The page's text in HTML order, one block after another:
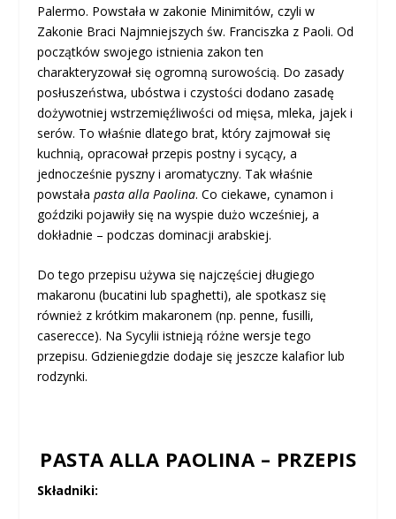
Palermo. Powstała w zakonie Minimitów, czyli w
Zakonie Braci Najmniejszych św. Franciszka z Paoli. Od
początków swojego istnienia zakon ten
charakteryzował się ogromną surowością. Do zasady
posłuszeństwa, ubóstwa i czystości dodano zasadę
dożywotniej wstrzemięźliwości od mięsa, mleka, jajek i
serów. To właśnie dlatego brat, który zajmował się
kuchnią, opracował przepis postny i sycący, a
jednocześnie pyszny i aromatyczny. Tak właśnie
powstałapasta alla Paolina. Co ciekawe, cynamon i
goździki pojawiły się na wyspie dużo wcześniej, a
dokładnie – podczas dominacji arabskiej.
Do tego przepisu używa się najczęściej długiego
makaronu (bucatini lub spaghetti), ale spotkasz się
również z krótkim makaronem (np. penne, fusilli,
caserecce). Na Sycylii istnieją różne wersje tego
przepisu. Gdzieniegdzie dodaje się jeszcze kalafior lub
rodzynki.
PASTA ALLA PAOLINA – PRZEPIS
Składniki: